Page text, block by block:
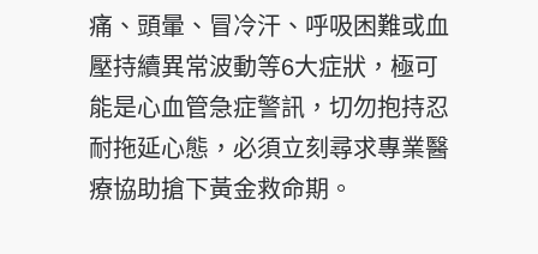
痛、頭暈、冒冷汗、呼吸困難或血
壓持續異常波動等6大症狀，極可
能是心血管急症警訊，切勿抱持忍
耐拖延心態，必須立刻尋求專業醫
療協助搶下黃金救命期。